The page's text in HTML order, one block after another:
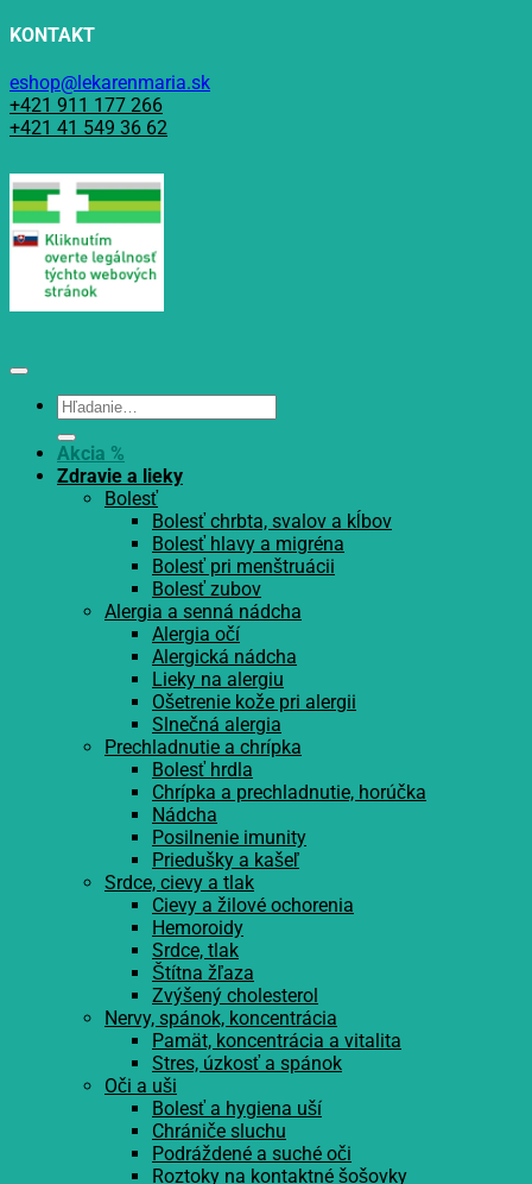
KONTAKT
eshop@lekarenmaria.sk
+421 911 177 266
+421 41 549 36 62
Hľadať:
Akcia %
Zdravie a lieky
Bolesť
Bolesť chrbta, svalov a kĺbov
Bolesť hlavy a migréna
Bolesť pri menštruácii
Bolesť zubov
Alergia a senná nádcha
Alergia očí
Alergická nádcha
Lieky na alergiu
Ošetrenie kože pri alergii
Slnečná alergia
Prechladnutie a chrípka
Bolesť hrdla
Chrípka a prechladnutie, horúčka
Nádcha
Posilnenie imunity
Priedušky a kašeľ
Srdce, cievy a tlak
Cievy a žilové ochorenia
Hemoroidy
Srdce, tlak
Štítna žľaza
Zvýšený cholesterol
Nervy, spánok, koncentrácia
Pamät, koncentrácia a vitalita
Stres, úzkosť a spánok
Oči a uši
Bolesť a hygiena uší
Chrániče sluchu
Podráždené a suché oči
Roztoky na kontaktné šošovky